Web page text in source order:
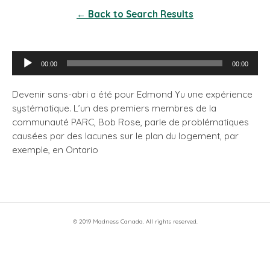
← Back to Search Results
Lecteur
audio
00:00 00:00
Devenir sans-abri a été pour Edmond Yu une expérience
systématique. L’un des premiers membres de la
communauté PARC, Bob Rose, parle de problématiques
causées par des lacunes sur le plan du logement, par
exemple, en Ontario
© 2019 Madness Canada. All rights reserved.